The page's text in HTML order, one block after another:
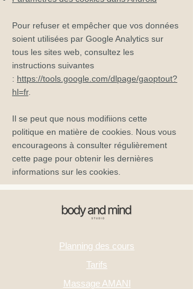
Pour refuser et empêcher que vos données
soient utilisées par Google Analytics sur
tous les sites web, consultez les
instructions suivantes
: https://tools.google.com/dlpage/gaoptout?
hl=fr.
Il se peut que nous modifiions cette
politique en matière de cookies. Nous vous
encourageons à consulter régulièrement
cette page pour obtenir les dernières
informations sur les cookies.
Planning des cours
Tarifs
Massage AMANI